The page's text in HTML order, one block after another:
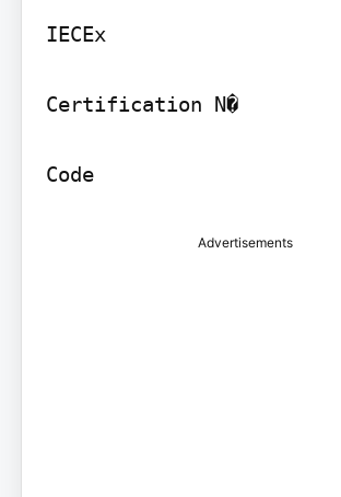
IECEx
Certification N�
Code
Advertisements